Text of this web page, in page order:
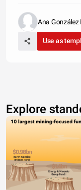
Ana González
Use as
Explore